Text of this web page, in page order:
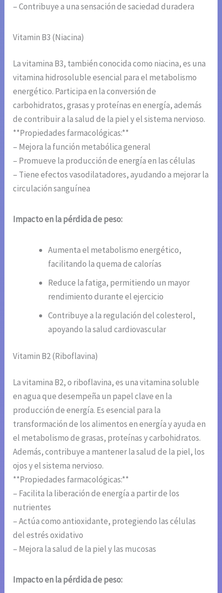
– Contribuye a una sensación de saciedad duradera
Vitamin B3 (Niacina)
La vitamina B3, también conocida como niacina, es una
vitamina hidrosoluble esencial para el metabolismo
energético. Participa en la conversión de
carbohidratos, grasas y proteínas en energía, además
de contribuir a la salud de la piel y el sistema nervioso.
**Propiedades farmacológicas:**
– Mejora la función metabólica general
– Promueve la producción de energía en las células
– Tiene efectos vasodilatadores, ayudando a mejorar la
circulación sanguínea
Impacto en la pérdida de peso:
Aumenta el metabolismo energético,
facilitando la quema de calorías
Reduce la fatiga, permitiendo un mayor
rendimiento durante el ejercicio
Contribuye a la regulación del colesterol,
apoyando la salud cardiovascular
Vitamin B2 (Riboflavina)
La vitamina B2, o riboflavina, es una vitamina soluble
en agua que desempeña un papel clave en la
producción de energía. Es esencial para la
transformación de los alimentos en energía y ayuda en
el metabolismo de grasas, proteínas y carbohidratos.
Además, contribuye a mantener la salud de la piel, los
ojos y el sistema nervioso.
**Propiedades farmacológicas:**
– Facilita la liberación de energía a partir de los
nutrientes
– Actúa como antioxidante, protegiendo las células
del estrés oxidativo
– Mejora la salud de la piel y las mucosas
Impacto en la pérdida de peso: